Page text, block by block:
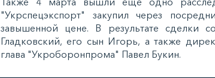
"Укрспецэкспорт" закупил через
завышенной цене. В результате сделки
Гладковский, его сын Игорь, а также
глава "Укроборонпрома" Павел Букин.